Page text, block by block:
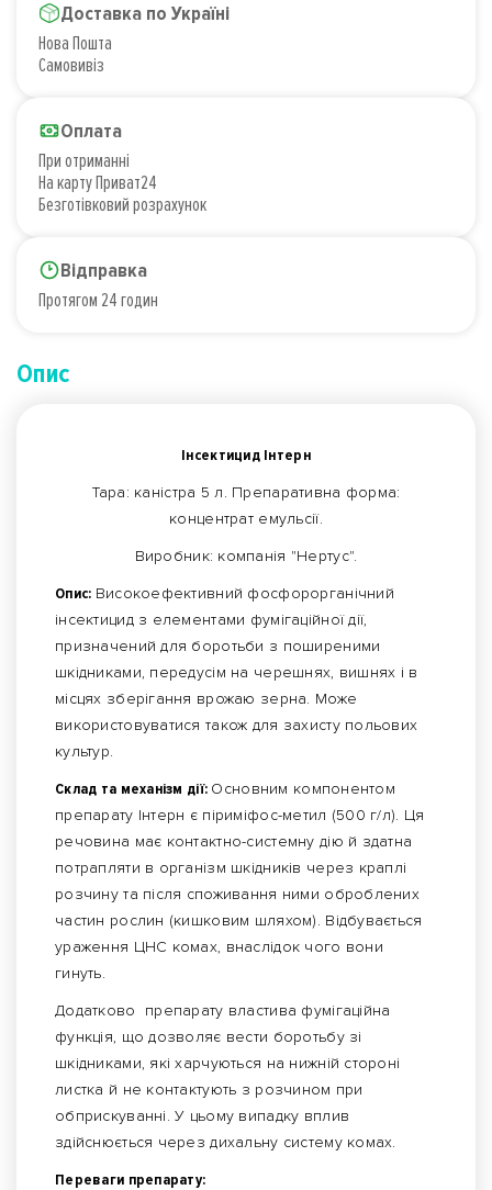
Доставка по Україні
Нова Пошта
Самовивіз
Оплата
При отриманні
На карту Приват24
Безготівковий розрахунок
Відправка
Протягом 24 годин
Опис
Інсектицид Інтерн
Тара: каністра 5 л. Препаративна форма:
концентрат емульсії.
Виробник: компанія "Нертус".
Опис: Високоефективний фосфорорганічний
інсектицид з елементами фумігаційної дії,
призначений для боротьби з поширеними
шкідниками, передусім на черешнях, вишнях і в
місцях зберігання врожаю зерна. Може
використовуватися також для захисту польових
культур.
Склад та механізм дії: Основним компонентом
препарату Інтерн є піриміфос-метил (500 г/л). Ця
речовина має контактно-системну дію й здатна
потрапляти в організм шкідників через краплі
розчину та після споживання ними оброблених
частин рослин (кишковим шляхом). Відбувається
ураження ЦНС комах, внаслідок чого вони
гинуть.
Додатково препарату властива фумігаційна
функція, що дозволяє вести боротьбу зі
шкідниками, які харчуються на нижній стороні
листка й не контактують з розчином при
обприскуванні. У цьому випадку вплив
здійснюється через дихальну систему комах.
Переваги препарату: